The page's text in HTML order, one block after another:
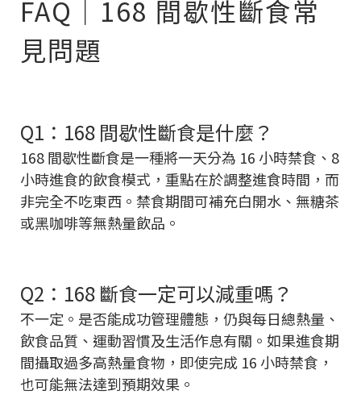
FAQ｜168 間歇性斷食常
見問題
Q1：168 間歇性斷食是什麼？
168 間歇性斷食是一種將一天分為 16 小時禁食、8
小時進食的飲食模式，重點在於調整進食時間，而
非完全不吃東西。禁食期間可補充白開水、無糖茶
或黑咖啡等無熱量飲品。
Q2：168 斷食一定可以減重嗎？
不一定。是否能成功管理體態，仍與每日總熱量、
飲食品質、運動習慣及生活作息有關。如果進食期
間攝取過多高熱量食物，即使完成 16 小時禁食，
也可能無法達到預期效果。